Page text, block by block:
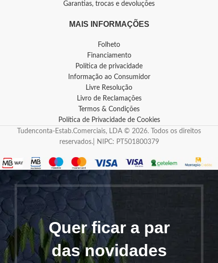
Garantias, trocas e devoluções
MAIS INFORMAÇÕES
Folheto
Financiamento
Política de privacidade
Informação ao Consumidor
Livre Resolução
Livro de Reclamações
Termos & Condições
Política de Privacidade de Cookies
Tudenconta-Estab.Comerciais, LDA © 2026. Todos os direitos
reservados.| NIPC: PT501800379
Quer ficar a par
das novidades